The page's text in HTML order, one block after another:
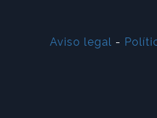
Aviso legal -